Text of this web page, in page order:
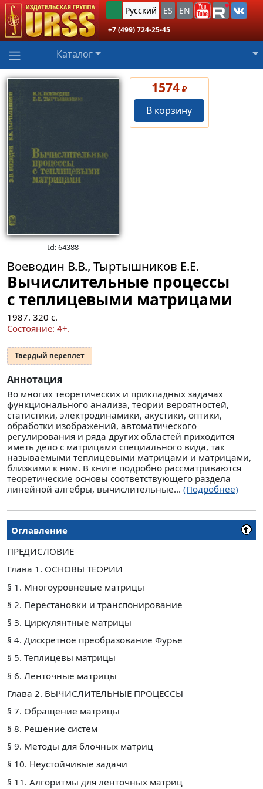
Русский ES EN
+7 (499) 724-25-45
Каталог
Id: 64388
1574 ₽
В корзину
Воеводин В.В., Тыртышников Е.Е.
Вычислительные процессы
с теплицевыми матрицами
1987. 320 с.
Состояние: 4+.
Твердый переплет
Аннотация
Во многих теоретических и прикладных задачах
функционального анализа, теории вероятностей,
статистики, электродинамики, акустики, оптики,
обработки изображений, автоматического
регулирования и ряда других областей приходится
иметь дело с матрицами специального вида, так
называемыми теплицевыми матрицами и матрицами,
близкими к ним. В книге подробно рассматриваются
теоретические основы соответствующего раздела
линейной алгебры, вычислительные... (Подробнее)
Оглавление
ПРЕДИСЛОВИЕ
Глава 1. ОСНОВЫ ТЕОРИИ
§ 1. Многоуровневые матрицы
§ 2. Перестановки и транспонирование
§ 3. Циркулянтные матрицы
§ 4. Дискретное преобразование Фурье
§ 5. Теплицевы матрицы
§ 6. Ленточные матрицы
Глава 2. ВЫЧИСЛИТЕЛЬНЫЕ ПРОЦЕССЫ
§ 7. Обращение матрицы
§ 8. Решение систем
§ 9. Методы для блочных матриц
§ 10. Неустойчивые задачи
§ 11. Алгоритмы для ленточных матриц